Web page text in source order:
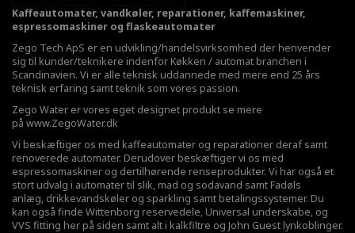
Kaffeautomater, vandkøler, reparationer, kaffemaskiner,
espressomaskiner og flaskeautomater
Zego Tech ApS er en udvikling/handelsvirksomhed der henvender
sig til kunder/teknikere indenfor Køkken / automat branchen i
Scandinavien. Vi er alle teknisk uddannede med mere end 25 års
teknisk erfaring samt teknik som vores passion.
Zego Water er vores eget designet produkt se mere
på www.ZegoWater.dk
Vi beskæftiger os med kaffeautomater og reparationer deraf samt
renoverede automater. Derudover beskæftiger vi os med
espressomaskiner og dertilhørende renseprodukter. Vi har også et
stort udvalg i automater til slik, mad og sodavand samt Fadøls
anlæg, drikkevandskøler og sparkling samt betalingssystemer. Du
kan også finde Wittenborg reservedele, Universal underskabe, og
VVS fitting her på siden samt alt i kalkfiltre og John Guest lynkoblinger.